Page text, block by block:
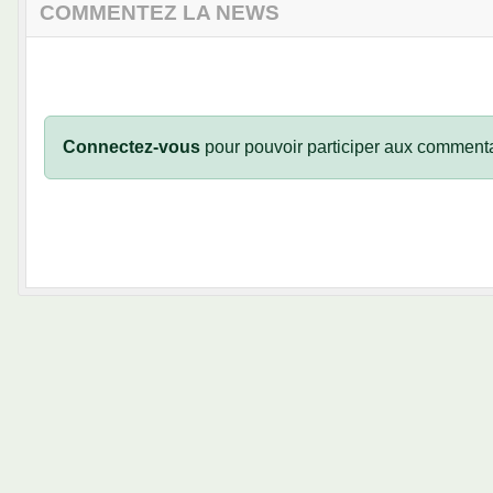
COMMENTEZ LA NEWS
Connectez-vous pour pouvoir participer aux